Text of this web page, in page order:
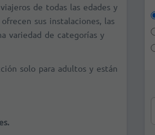
de todas las edades y
sus instalaciones, las
variedad de categorías y
solo para adultos y están